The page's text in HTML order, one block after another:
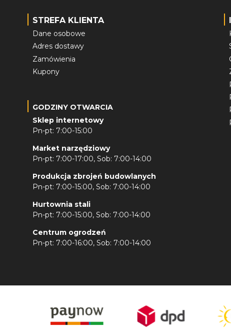
STREFA KLIENTA
Dane osobowe
Adres dostawy
Zamówienia
Kupony
GODZINY OTWARCIA
Sklep internetowy
Pn-pt: 7:00-15:00
Market narzędziowy
Pn-pt: 7:00-17:00, Sob: 7:00-14:00
Produkcja zbrojeń budowlanych
Pn-pt: 7:00-15:00, Sob: 7:00-14:00
Hurtownia stali
Pn-pt: 7:00-15:00, Sob: 7:00-14:00
Centrum ogrodzeń
Pn-pt: 7:00-16:00, Sob: 7:00-14:00